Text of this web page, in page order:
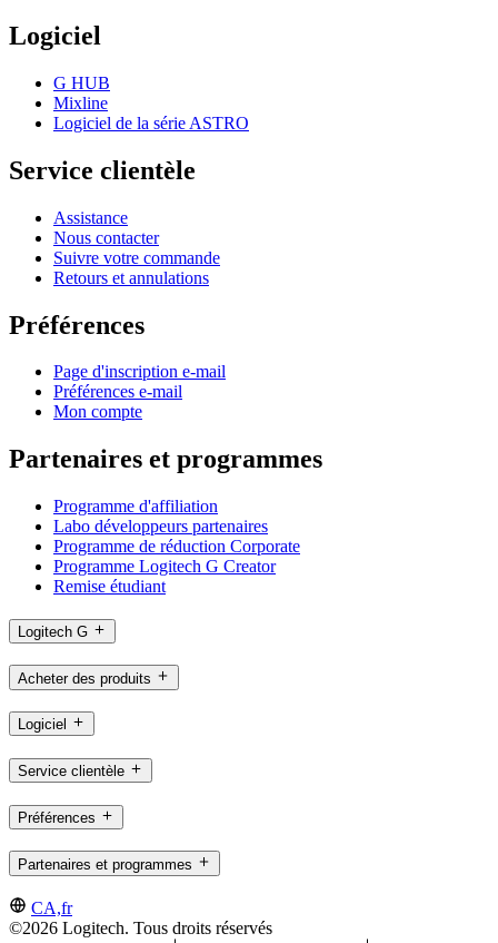
Logiciel
G HUB
Mixline
Logiciel de la série ASTRO
Service clientèle
Assistance
Nous contacter
Suivre votre commande
Retours et annulations
Préférences
Page d'inscription e-mail
Préférences e-mail
Mon compte
Partenaires et programmes
Programme d'affiliation
Labo développeurs partenaires
Programme de réduction Corporate
Programme Logitech G Creator
Remise étudiant
Logitech G
Acheter des produits
Logiciel
Service clientèle
Préférences
Partenaires et programmes
CA,fr
©2026 Logitech. Tous droits réservés